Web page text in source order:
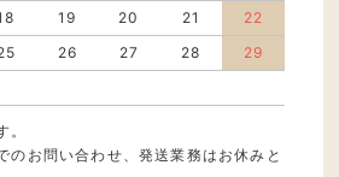
19 20 21
22
26 27 28
29
。
のお問い合わせ、発送業務はお休みと